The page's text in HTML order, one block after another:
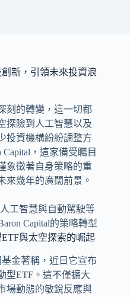
新，引領未來投資浪
刻的轉變，這一切都
探險到人工智慧以及
投資機構紛紛調整方
，這家備受矚目
象徵著自身策略的重
來幾年的廣闊前景。
與太空探索的崛起
金著稱，近日它宣布
型ETF。這不僅擴大
場動態的敏銳反應與